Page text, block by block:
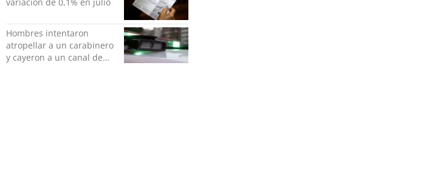
Hombres intentaron
atropellar a un carabinero
y cayeron a un canal de